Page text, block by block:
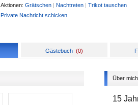
Aktionen: Grätschen | Nachtreten | Trikot tauschen
Private Nachricht schicken
Gästebuch (0)
Über mich
15